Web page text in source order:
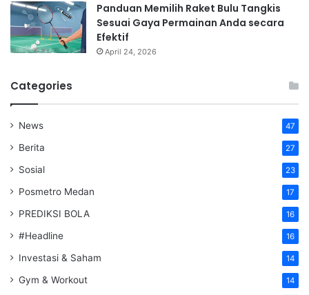
Panduan Memilih Raket Bulu Tangkis
Sesuai Gaya Permainan Anda secara
Efektif
April 24, 2026
Categories
News 47
Berita 27
Sosial 23
Posmetro Medan 17
PREDIKSI BOLA 16
#Headline 16
Investasi & Saham 14
Gym & Workout 14